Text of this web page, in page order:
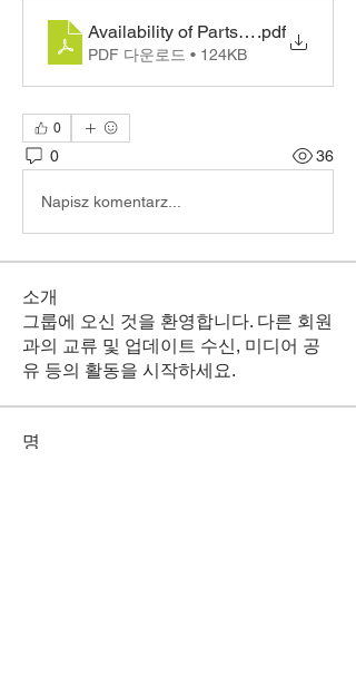
Availability of Parts OX 221 210
.pdf
PDF 다운로드 • 124KB
0
0 36
Napisz komentarz...
소개
그룹에 오신 것을 환영합니다. 다른 회원
과의 교류 및 업데이트 수신, 미디어 공
유 등의 활동을 시작하세요.
명